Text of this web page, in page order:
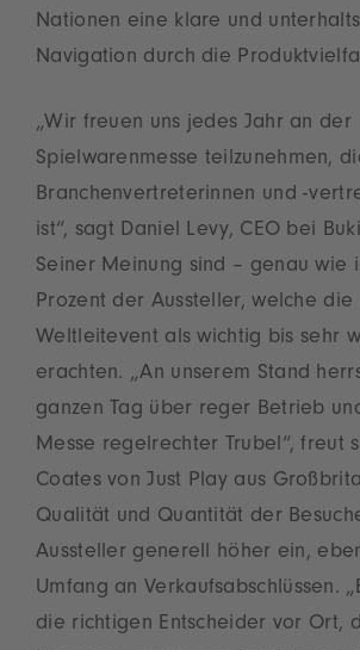
Nationen eine klare und
Navigation durch die
„Wir freuen uns jedes Jahr an der
Spielwarenmesse teilzunehmen,
Branchenvertreterinnen und -
ist“, sagt Daniel Levy, CEO bei
Seiner Meinung sind – genau wie
Prozent der Aussteller, welche die
Weltleitevent als wichtig bis sehr
erachten. „An unserem Stand
ganzen Tag über reger Betrieb
Messe regelrechter Trubel“, freut
Coates von Just Play aus
Qualität und Quantität der
Aussteller generell höher ein,
Umfang an Verkaufsabschlüssen.
die richtigen Entscheider vor Ort,